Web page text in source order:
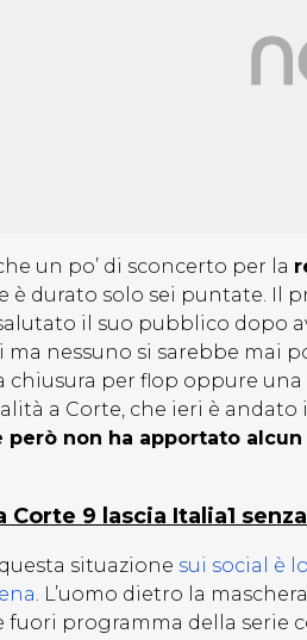
un po’ di sconcerto per la
è durato solo sei puntate. Il
il suo pubblico dopo
ma nessuno si sarebbe mai
chiusura per flop oppure
a Corte, che ieri è andato
però non ha apportato
Corte 9 lascia Italia1
situazione sui social è
. L’uomo dietro la
fuori programma della serie